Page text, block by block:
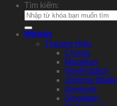
Tìm kiếm:
Whisky
Thương Hiệu
Chivas
Macallan
GlenFiddich
Johnnie
Glenlivet
Singleton